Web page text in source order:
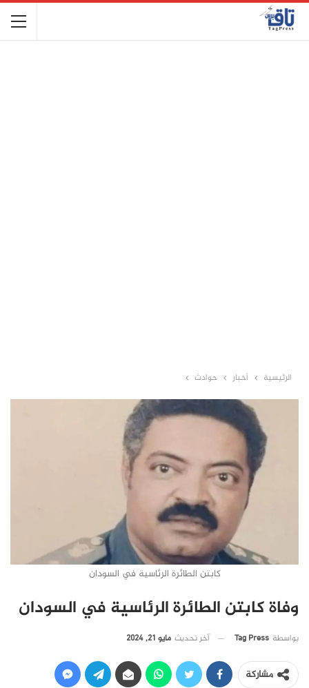
الرئيسية أخبار حوادث
كابتن الطائرة الرئاسية في السودان
وفاة كابتن الطائرة الرئاسية في السودان
بواسطة Tag Press آخر تحديث مايو 21, 2024
مشاركة